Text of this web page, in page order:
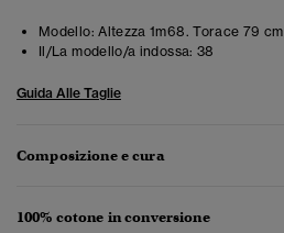
Modello: Altezza 1m68. Torace 79 cm
Il/La modello/a indossa: 38
Guida Alle Taglie
Composizione e cura
100% cotone in conversione